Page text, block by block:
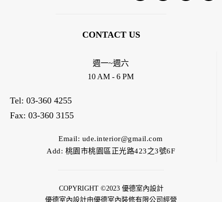
CONTACT US
週一~週六
10 AM - 6 PM
Tel: 03-360 4255
Fax: 03-360 3155
Email: ude.interior@gmail.com
Add: 桃園市桃園區正光路423之3號6F
COPYRIGHT ©2023 優德室內設計
優德室內設計由優德室內裝修有限公司經營